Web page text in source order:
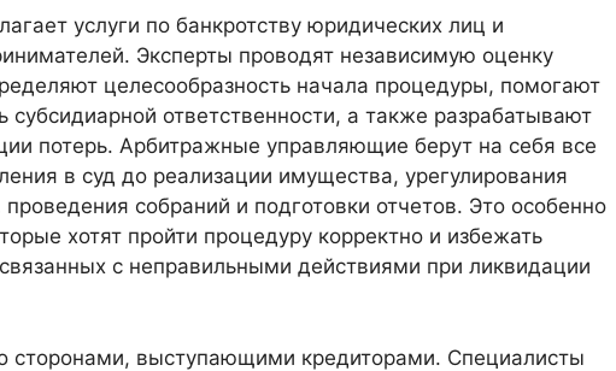
услуги по банкротству юридических лиц и
Эксперты проводят независимую оценку
целесообразность начала процедуры, помогают
субсидиарной ответственности, а также разрабатывают
потерь. Арбитражные управляющие берут на себя все
в суд до реализации имущества, урегулирования
собраний и подготовки отчетов. Это особенно
хотят пройти процедуру корректно и избежать
с неправильными действиями при ликвидации
сторонами, выступающими кредиторами. Специалисты